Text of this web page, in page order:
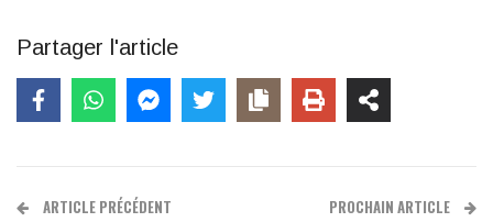
Partager l'article
ARTICLE PRÉCÉDENT PROCHAIN ARTICLE